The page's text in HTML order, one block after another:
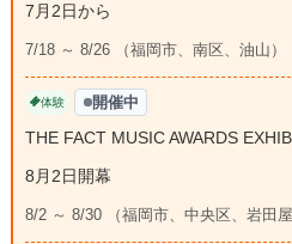
7月2日から
7/18 ～ 8/26 （福岡市、南区、油山）
体験 開催中
THE FACT MUSIC AWARDS
8月2日開幕
8/2 ～ 8/30 （福岡市、中央区、岩田屋